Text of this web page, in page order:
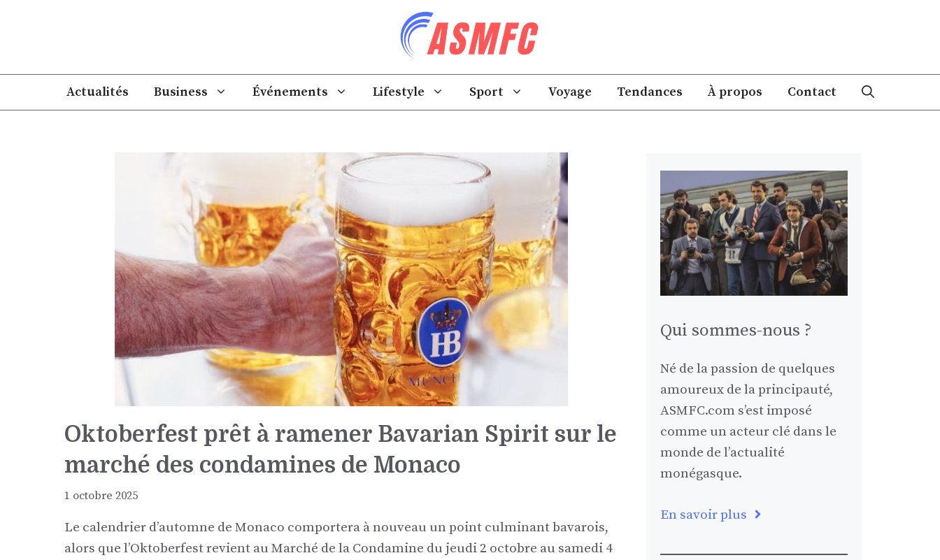
Actualités Business Événements Lifestyle Sport Voyage Tendances À propos Contact
Oktoberfest prêt à ramener Bavarian Spirit sur le
marché des condamines de Monaco
1 octobre 2025
Le calendrier d’automne de Monaco comportera à nouveau un point culminant bavarois,
alors que l’Oktoberfest revient au Marché de la Condamine du jeudi 2 octobre au samedi 4
Qui sommes-nous ?
Né de la passion de quelques
amoureux de la principauté,
ASMFC.com s’est imposé
comme un acteur clé dans le
monde de l’actualité
monégasque.
En savoir plus